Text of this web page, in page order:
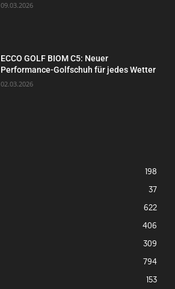
09.03.2026
ECCO GOLF BIOM C5: Neuer
Performance-Golfschuh für jedes Wetter
02.03.2026
198
37
622
406
309
794
153